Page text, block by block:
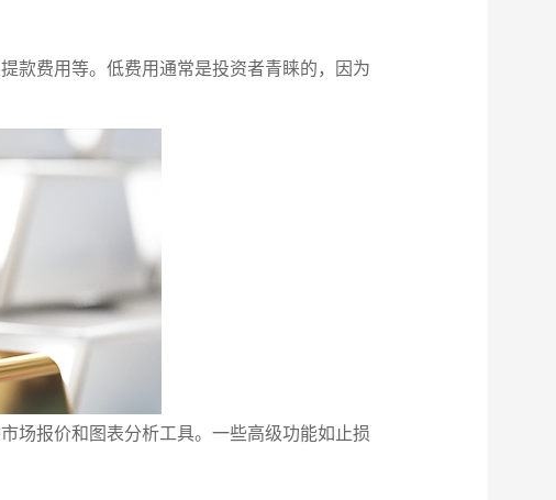
款费用等。低费用通常是投资者青睐的，因为
场报价和图表分析工具。一些高级功能如止损